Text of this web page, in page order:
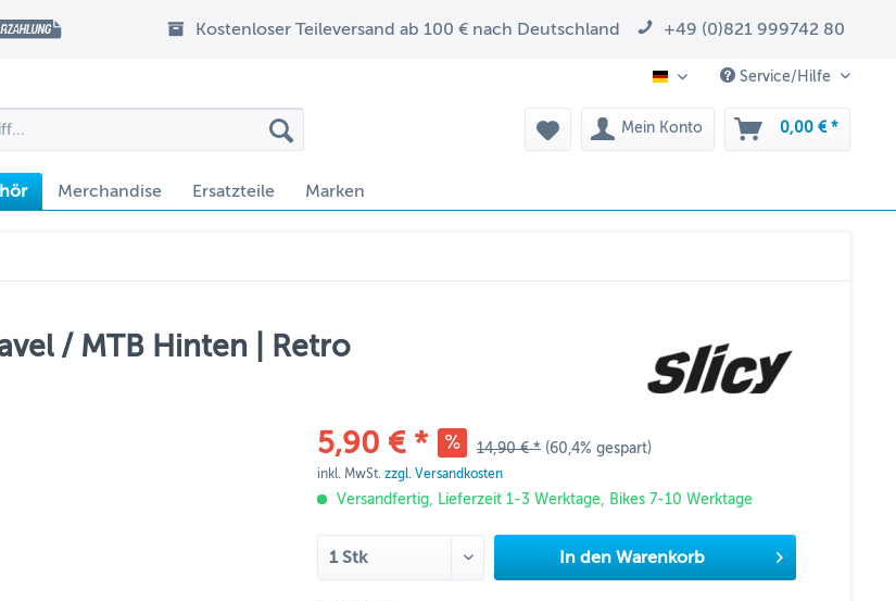
Kostenloser Teileversand ab 100 € nach Deutschland +49 (0)821 999742 80
DE Service/Hilfe
Mein Konto 0,00 € *
Merchandise Ersatzteile Marken
/ MTB Hinten | Retro
5,90 € * 14,90 € * (60,4% gespart)
inkl. MwSt.zzgl. Versandkosten
Versandfertig, Lieferzeit 1-3 Werktage, Bikes 7-10 Werktage
In den Warenkorb